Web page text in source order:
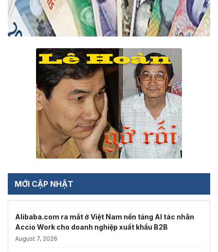
MỚI CẬP NHẬT
Alibaba.com ra mắt ở Việt Nam nền tảng AI tác nhân
Accio Work cho doanh nghiệp xuất khẩu B2B
August 7, 2026